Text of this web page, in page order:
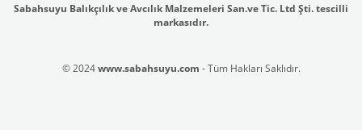
Sabahsuyu Balıkçılık ve Avcılık Malzemeleri San.ve Tic. Ltd Şti. tescilli
markasıdır.
© 2024www.sabahsuyu.com - Tüm Hakları Saklıdır.